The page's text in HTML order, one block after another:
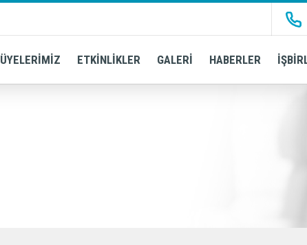
ÜYELERİMİZ ETKİNLİKLER GALERİ HABERLER